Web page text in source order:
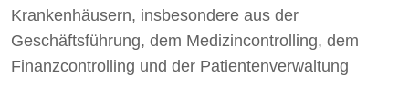
Krankenhäusern, insbesondere aus der
Geschäftsführung, dem Medizincontrolling, dem
Finanzcontrolling und der Patientenverwaltung